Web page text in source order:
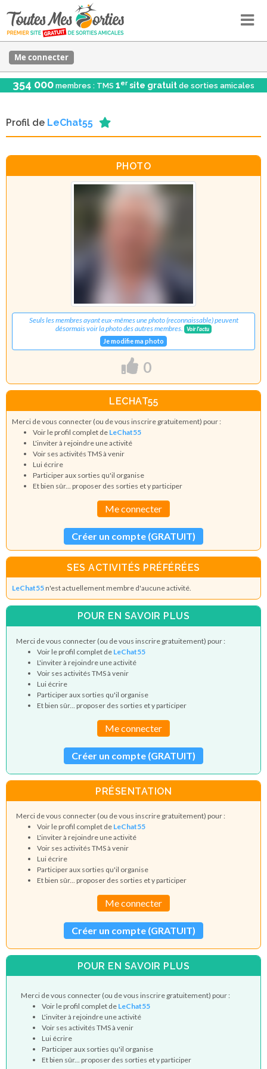
Me connecter
354 000 membres : TMS 1er site gratuit de sorties amicales
Profil de LeChat55
PHOTO
Seuls les membres ayant eux-mêmes une photo (reconnaissable) peuvent
désormais voir la photo des autres membres.
Voir l'actu
Je modifie ma photo
0
LECHAT55
Merci de vous connecter (ou de vous inscrire gratuitement) pour :
Voir le profil complet de LeChat55
L'inviter à rejoindre une activité
Voir ses activités TMS à venir
Lui écrire
Participer aux sorties qu'il organise
Et bien sûr... proposer des sorties et y participer
Me connecter
Créer un compte (GRATUIT)
SES ACTIVITÉS PRÉFÉRÉES
LeChat55n'est actuellement membre d'aucune activité.
POUR EN SAVOIR PLUS
Merci de vous connecter (ou de vous inscrire gratuitement) pour :
Voir le profil complet de LeChat55
L'inviter à rejoindre une activité
Voir ses activités TMS à venir
Lui écrire
Participer aux sorties qu'il organise
Et bien sûr... proposer des sorties et y participer
Me connecter
Créer un compte (GRATUIT)
PRÉSENTATION
Merci de vous connecter (ou de vous inscrire gratuitement) pour :
Voir le profil complet de LeChat55
L'inviter à rejoindre une activité
Voir ses activités TMS à venir
Lui écrire
Participer aux sorties qu'il organise
Et bien sûr... proposer des sorties et y participer
Me connecter
Créer un compte (GRATUIT)
POUR EN SAVOIR PLUS
Merci de vous connecter (ou de vous inscrire gratuitement) pour :
Voir le profil complet de LeChat55
L'inviter à rejoindre une activité
Voir ses activités TMS à venir
Lui écrire
Participer aux sorties qu'il organise
Et bien sûr... proposer des sorties et y participer